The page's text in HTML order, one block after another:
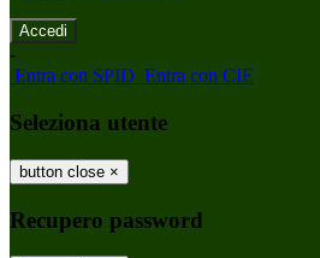
-
Entra con SPID Entra con CIE
Seleziona utente
button close ×
Recupero password